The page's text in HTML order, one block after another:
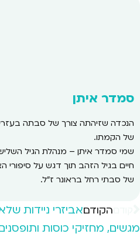
סמדר איתן
הנכדה שזיהתה צורך של סבתה
של הקמתו.
שמי סמדר איתן – מנהלת הגיל
חיים בגיל הזהב תוך דגש על סיפורי
של סבתי רחל בראונר ז"ל.
הקודםאביזרי ניידות
מגשים, מחזיקי כוסות